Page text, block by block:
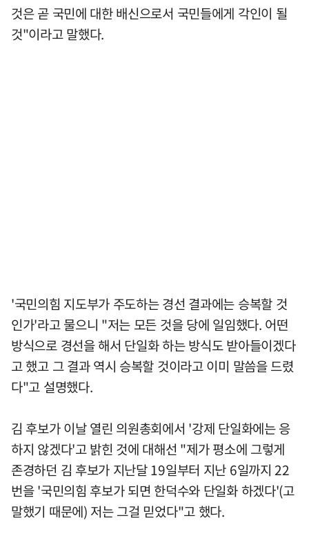
것은 곧 국민에 대한 배신으로서 국민들에게 각인이 될
것"이라고 말했다.
'국민의힘 지도부가 주도하는 경선 결과에는 승복할 것
인가'라고 물으니 "저는 모든 것을 당에 일임했다. 어떤
방식으로 경선을 해서 단일화 하는 방식도 받아들이겠다
고 했고 그 결과 역시 승복할 것이라고 이미 말씀을 드렸
다"고 설명했다.
김 후보가 이날 열린 의원총회에서 '강제 단일화에는 응
하지 않겠다'고 밝힌 것에 대해선 "제가 평소에 그렇게
존경하던 김 후보가 지난달 19일부터 지난 6일까지 22
번을 '국민의힘 후보가 되면 한덕수와 단일화 하겠다'(고
말했기 때문에) 저는 그걸 믿었다"고 했다.